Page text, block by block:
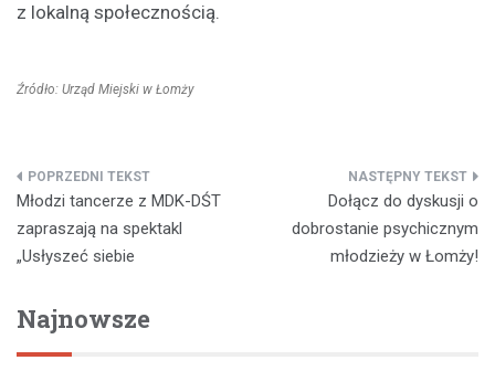
z lokalną społecznością.
Źródło: Urząd Miejski w Łomży
Nawigacja
wpisu
Młodzi tancerze z MDK-DŚT
zapraszają na spektakl
„Usłyszeć siebie
Dołącz do dyskusji o
dobrostanie psychicznym
młodzieży w Łomży!
Najnowsze